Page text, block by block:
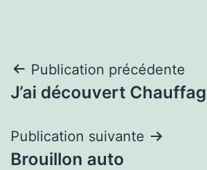
Navigation
de
l’article
Publication précédente
J’ai découvert
Publication suivante
Brouillon auto